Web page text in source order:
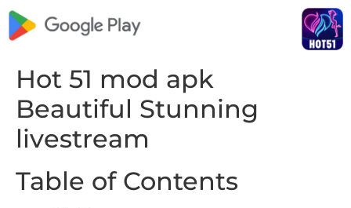
Hot 51 mod apk
Beautiful Stunning
livestream
Table of Contents